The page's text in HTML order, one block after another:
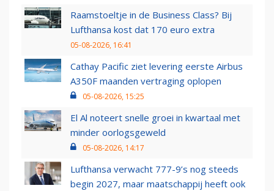
Raamstoeltje in de Business Class? Bij
Lufthansa kost dat 170 euro extra
05-08-2026, 16:41
Cathay Pacific ziet levering eerste Airbus
A350F maanden vertraging oplopen
05-08-2026, 15:25
El Al noteert snelle groei in kwartaal met
minder oorlogsgeweld
05-08-2026, 14:17
Lufthansa verwacht 777-9’s nog steeds
begin 2027, maar maatschappij heeft ook